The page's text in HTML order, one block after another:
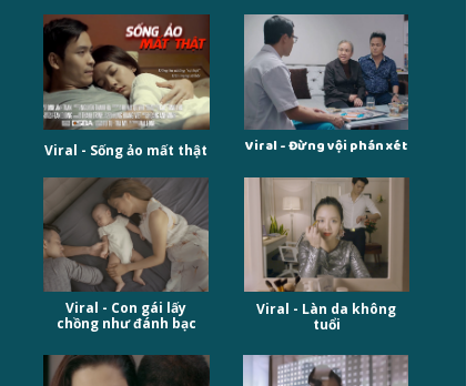
Viral - Đừng vội phán xét
Viral - Sống ảo mất thật
Viral - Con gái lấy
chồng như đánh bạc
Viral - Làn da không
tuổi